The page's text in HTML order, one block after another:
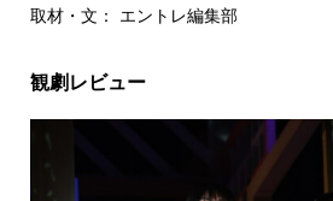
取材・文： エントレ編集部
観劇レビュー